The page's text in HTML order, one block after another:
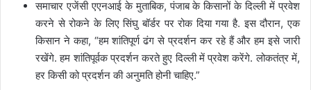
समाचार एजेंसी एएनआई के मुताबिक, पंजाब के किसानों के दिल्ली में प्रवेश
करने से रोकने के लिए सिंघु बॉर्डर पर रोक दिया गया है. इस दौरान, एक
किसान ने कहा, “हम शांतिपूर्ण ढंग से प्रदर्शन कर रहे हैं और हम इसे जारी
रखेंगे. हम शांतिपूर्वक प्रदर्शन करते हुए दिल्ली में प्रवेश करेंगे. लोकतंत्र में,
हर किसी को प्रदर्शन की अनुमति होनी चाहिए.”